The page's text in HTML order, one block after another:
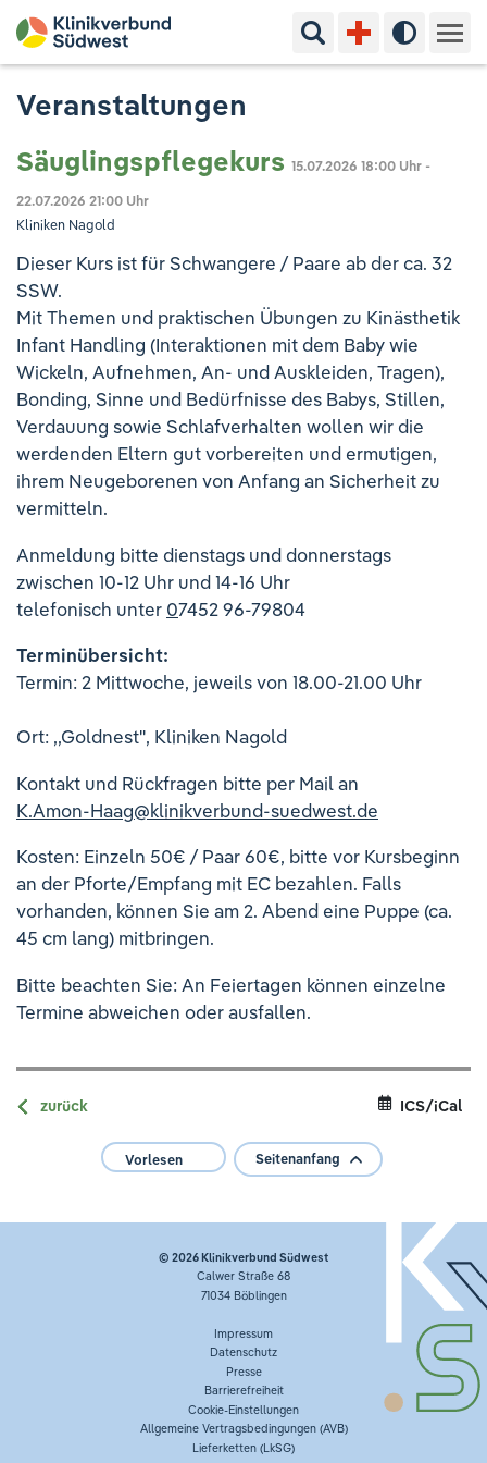
Suchbegriff eingeben
Hoher
Kliniken & Experten
Ihr Aufenthalt
Pflege & Beratung
Ausbildung & Studium
Jobs & Karriere
Der Klinikverbund Südwest
Standorte & Kontakt Aktuelles
Veranstaltungen
Ihre Meinung ist uns wichtig!
Veranstaltungen
Säuglingspflegekurs 15.07.2026 18:00 Uhr -
22.07.2026 21:00 Uhr
Kliniken Nagold
Dieser Kurs ist für Schwangere / Paare ab der ca. 32
SSW.
Mit Themen und praktischen Übungen zu Kinästhetik
Infant Handling (Interaktionen mit dem Baby wie
Wickeln, Aufnehmen, An- und Auskleiden, Tragen),
Bonding, Sinne und Bedürfnisse des Babys, Stillen,
Verdauung sowie Schlafverhalten wollen wir die
werdenden Eltern gut vorbereiten und ermutigen,
ihrem Neugeborenen von Anfang an Sicherheit zu
vermitteln.
Anmeldung bitte dienstags und donnerstags
zwischen 10-12 Uhr und 14-16 Uhr
telefonisch unter 07452 96-79804
Terminübersicht:
Termin: 2 Mittwoche, jeweils von 18.00-21.00 Uhr
Ort: ,,Goldnest", Kliniken Nagold
Kontakt und Rückfragen bitte per Mail an
K.Amon-Haag@klinikverbund-suedwest.de
Kosten: Einzeln 50€ / Paar 60€, bitte vor Kursbeginn
an der Pforte/Empfang mit EC bezahlen. Falls
vorhanden, können Sie am 2. Abend eine Puppe (ca.
45 cm lang) mitbringen.
Bitte beachten Sie: An Feiertagen können einzelne
Termine abweichen oder ausfallen.
zurück ICS/iCal
Vorlesen Seitenanfang
© 2026Klinikverbund Südwest
Calwer Straße 68
71034 Böblingen
Impressum
Datenschutz
Presse
Barrierefreiheit
Cookie-Einstellungen
Allgemeine Vertragsbedingungen (AVB)
Lieferketten (LkSG)